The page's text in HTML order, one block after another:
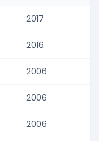
2017
2016
2006
2006
2006